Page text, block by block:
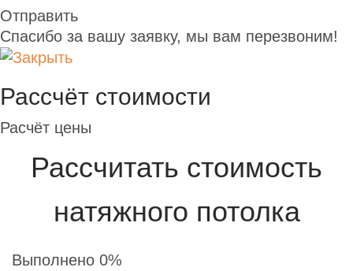
Отправить
Спасибо за вашу заявку, мы вам перезвоним!
Рассчёт стоимости
Расчёт цены
Рассчитать стоимость
натяжного потолка
Выполнено 0%